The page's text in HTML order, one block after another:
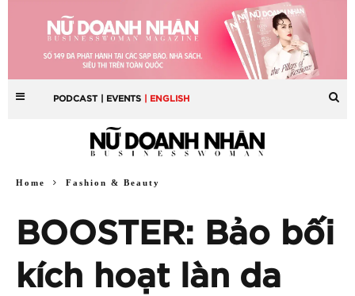
PODCAST | EVENTS | ENGLISH
Home Fashion & Beauty
BOOSTER: Bảo bối
kích hoạt làn da